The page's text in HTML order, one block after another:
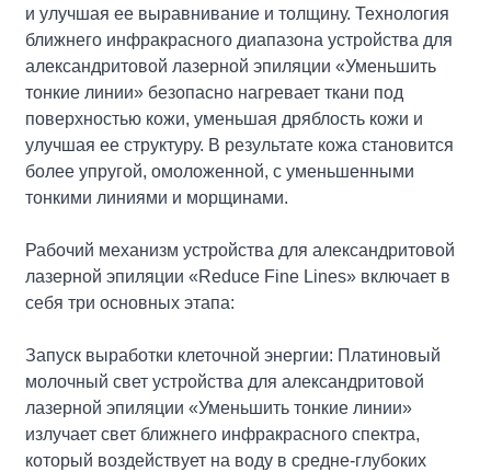
и улучшая ее выравнивание и толщину. Технология
ближнего инфракрасного диапазона устройства для
александритовой лазерной эпиляции «Уменьшить
тонкие линии» безопасно нагревает ткани под
поверхностью кожи, уменьшая дряблость кожи и
улучшая ее структуру. В результате кожа становится
более упругой, омоложенной, с уменьшенными
тонкими линиями и морщинами.
Рабочий механизм устройства для александритовой
лазерной эпиляции «Reduce Fine Lines» включает в
себя три основных этапа:
Запуск выработки клеточной энергии: Платиновый
молочный свет устройства для александритовой
лазерной эпиляции «Уменьшить тонкие линии»
излучает свет ближнего инфракрасного спектра,
который воздействует на воду в средне-глубоких